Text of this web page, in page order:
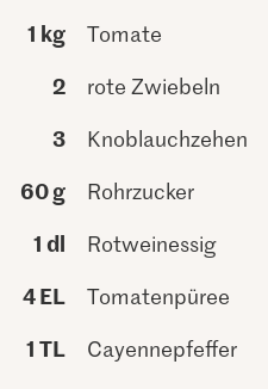
1 kg Tomate
2 rote Zwiebeln
3 Knoblauchzehen
60 g Rohrzucker
1 dl Rotweinessig
4 EL Tomatenpüree
1 TL Cayennepfeffer